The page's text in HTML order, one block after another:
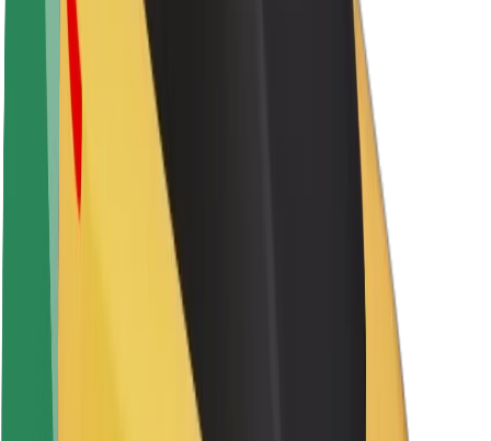
Apie „Bolt“
„Bolt“ tvarumo politika
Projektas „Zero“
Tinklaraštis
Naujienų centras
Prekių ženklo gairės
Investuotojams
Prekės ženklas